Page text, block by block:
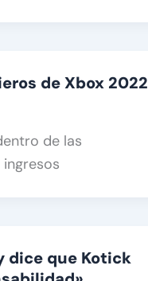
de Xbox 2022
de las
dice que Kotick